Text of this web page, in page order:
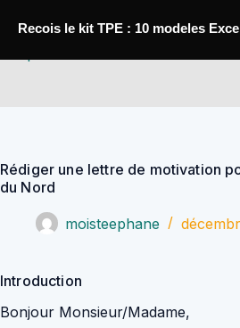
Rédiger une lettre de motivation
du Nord
moisteephane
Introduction
Bonjour Monsieur/Madame,
Recois le kit TPE : 10 modeles